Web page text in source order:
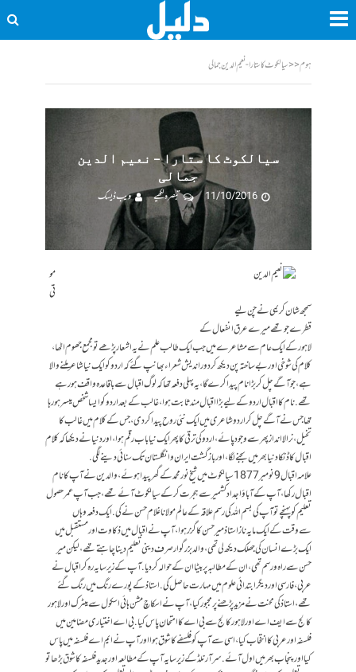
ہوم<<سیالکوٹ کا ستارا - نعیم الدین جمالی
سیالکوٹ کا ستارا – نعیم الدین
جمالی
11/10/2016
تبصرہ لکھیے ویب ڈیسک
مو
تی
سمجھ شان کریمی نے چن لیے
قطرے جو تھے میرے عرق انفعال کے
لاہور کے ایک عام سے مشاعرے میں جب ایک طالب علم نے یہ اشعار پڑھے تو مجمع جھوم اٹھا،
کلام کی شوخی اور بے ساختہ پن دیکھ کر دور اندیش شعراء بھانپ گئے کہ اردو کو ایک نیا شاعر ملنے والا
ہے، جو آگے چل کر بڑا نام پیدا کرے گا، یہ پہلی دفعہ تھا کہ لوگ اقبال سے باقاعدہ واقف ہو رہے
تھے. نام کا اقبال اردو کے لیے بڑا اقبال مند ثابت ہوا، غالب کے بعد اردو کو ایسا شخص میسر ہو رہا
تھا جس نے آگے چل کر اردو شاعری میں ایک نئی روح پیدا کر دی، جس کے کلام میں غالب کا
تخیل، نرالا انداز پھر سے وجود پائے، اردو کی ترقی کا پھر ایک نیا باب رقم ہوا، اور دنیا نے دیکھا کہ کلام
اقبال کا ڈنکا دنیا بھر میں بجنے لگا، اور باز گشت ایران و انگلستان تک سنائی دینے لگی.
علامہ اقبال 9نومبر 1877 سیالکوٹ میں شیخ نورمحمد کے گھر پیدا ہوئے، والدین نے آپ کا نام
اقبال رکھا، آپ کے آباؤ اجداد کشمیر سے ہجرت کرکے سیالکوٹ آئے تھے، جب آپ عمر حصول
تعلیم کو پہنچے تو آپ کی بسم اللہ کی رسم علاقہ کے عالم مولانا غلام حسن نے کی. ایک دفعہ وہاں
سےوقت کے ایک مایہ ناز استاذ میر حسن کا گزر ہوا، آپ نے اقبال میں ذکاوت اور مستقبل میں
ایک بڑے انسان کی جھلک دیکھ لی تھی، والد بزرگوار صرف دینی تعلیم دینا چاہتے تھے، لیکن میر
حسن سے راہ و رسم تھی، ان کے مطالبہ پر بیٹا ان کے حوالہ کردیا. آپ کے زیر سایہ رہ کر اقبال نے
عربی، فارسی اور دیگر ابتدائی علوم میں مہارت حاصل کی. استاذ کے پورے رنگ میں رنگ گئے
تھے، استاذ کی محنت نےمزید پڑھنے پر مجبور کیا، آپ نے اسکاچ مشن ہائی اسکول سے میٹرک اور لاہور
کالج سے ایف اے اور لاہور کالج سے بی اے کا امتحان پاس کیا. بی اے اختیاری مضامین میں
فلسفہ اور عربی کا انتخاب کیا، اسی سے آپ کو فلسفے کا شوق ہوا اور آپ نےایم اے فلسفہ میں پاس
کیا اور پنجاب بھر میں اول آئے. سر آرنلڈ کے زیرسایہ آپ کے مطالعہ اور جدید فلسفہ کا شوق بڑھا تو